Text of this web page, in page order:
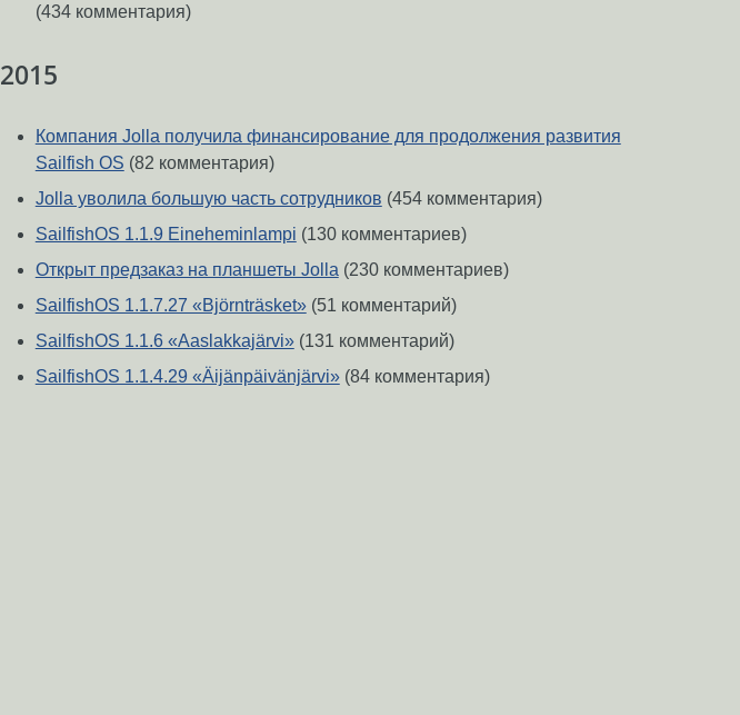
(434 комментария)
2015
Компания Jolla получила финансирование для продолжения развития
Sailfish OS (82 комментария)
Jolla уволила большую часть сотрудников (454 комментария)
SailfishOS 1.1.9 Eineheminlampi (130 комментариев)
Открыт предзаказ на планшеты Jolla(230 комментариев)
SailfishOS 1.1.7.27 «Björnträsket»(51 комментарий)
SailfishOS 1.1.6 «Aaslakkajärvi»(131 комментарий)
SailfishOS 1.1.4.29 «Äijänpäivänjärvi»(84 комментария)